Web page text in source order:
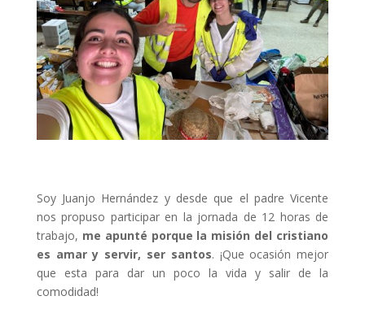
Soy Juanjo Hernández y desde que el padre Vicente
nos propuso participar en la jornada de 12 horas de
trabajo, me apunté porque la misión del cristiano
es amar y servir, ser santos. ¡Que ocasión mejor
que esta para dar un poco la vida y salir de la
comodidad!